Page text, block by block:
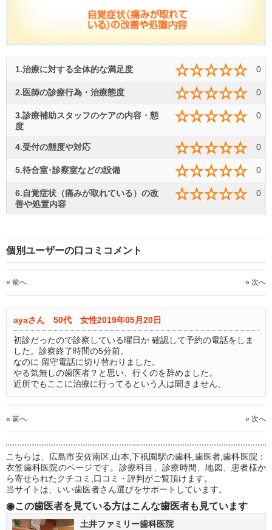
1.治療に対する全体的な満足度 0
2.医師の診療行為・治療態度 0
3.診療補助スタッフのケアの内容・態
度
0
4.受付の態度や対応 0
5.待合室･診察室などの設備 0
6.自覚症状（痛みが取れている）の改
善や処置内容
0
個別ユーザーの口コミコメント
« 前へ » 次へ
ayaさん 50代 女性2019年05月20日
初診だったので診察している曜日か 確認して予約の電話をしま
した。診察終了時間の5分前。
なのに 留守電話に切り替わりました。
やる気無しの歯医者？と思い、行くのを辞めました。
近所でもここに治療に行ってるという人は聞きません、
« 前へ » 次へ
こちらは、広島市安佐南区,山本,下祇園駅の歯科,歯医者,歯科医院：
衣笠歯科医院のページです。診療科目、診療時間、地図、患者様か
ら寄せられたクチコミ,口コミ・評判がご覧頂けます。
当サイトは、いい歯医者さん選びをサポートしています。
◉この歯医者を見ている方はこんな歯医者も見ています
土井ファミリー歯科医院